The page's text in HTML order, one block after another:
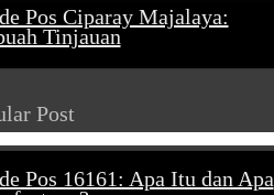
Pos Ciparay Majalaya:
Tinjauan
Post
Pos 16161: Apa Itu dan Apa